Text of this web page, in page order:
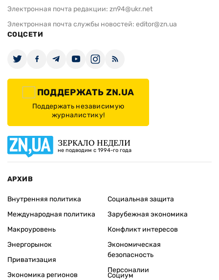
Электронная почта редакции: zn94@ukr.net
Электронная почта службы новостей: editor@zn.ua
СОЦСЕТИ
ПОДДЕРЖАТЬ ZN.UA
Поддержать независимую
журналистику!
ЗЕРКАЛО НЕДЕЛИ
не подводим с 1994-го года
АРХИВ
Внутренняя политика
Международная политика
Макроуровень
Энергорынок
Приватизация
Экономика регионов
Социальная защита
Зарубежная экономика
Конфликт интересов
Экономическая
безопасность
Персоналии
Социум